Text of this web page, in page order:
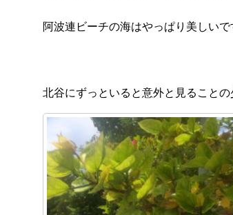
阿波連ビーチの海はやっぱり美しいで
北谷にずっといると意外と見ることの